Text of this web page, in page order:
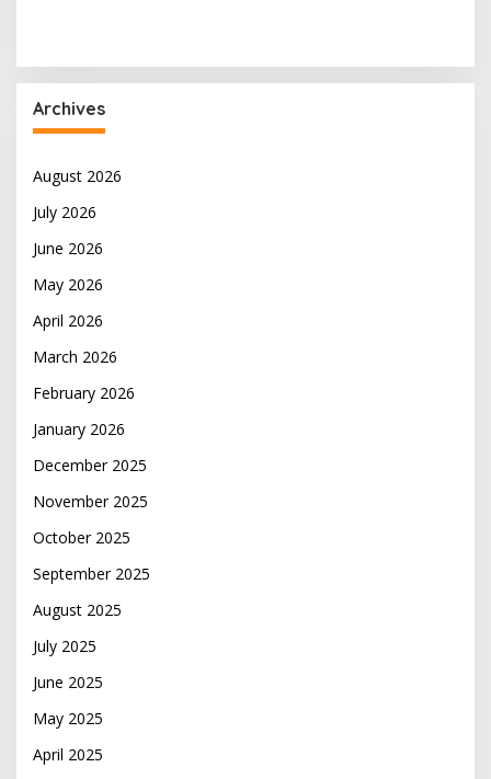
Archives
August 2026
July 2026
June 2026
May 2026
April 2026
March 2026
February 2026
January 2026
December 2025
November 2025
October 2025
September 2025
August 2025
July 2025
June 2025
May 2025
April 2025